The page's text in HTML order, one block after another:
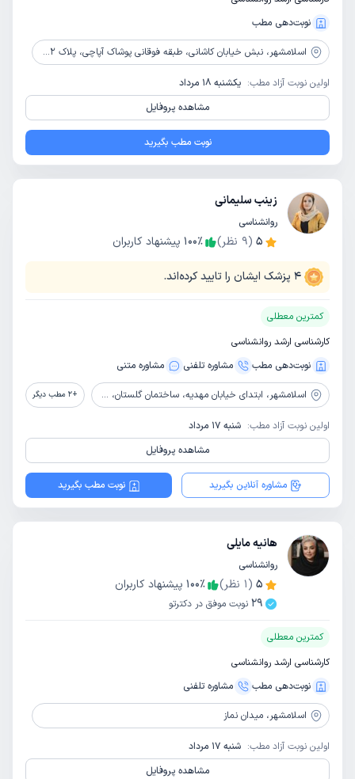
نوبت‌دهی مطب
اسلامشهر، نبش خیابان کاشانی، طبقه فوقانی پوشاک آپاچی، پلاک 852، مرکز مشاوره و روانشناسی نگاه سبز
اولین نوبت آزاد مطب: یکشنبه 18 مرداد
مشاهده پروفایل
نوبت مطب بگیرید
زینب سلیمانی
روانشناسی
5
(
9 نظر) 100٪ پیشنهاد کاربران
4 پزشک ایشان را تایید کرده‌اند.
کمترین معطلی
کارشناسی ارشد روانشناسی
نوبت‌دهی مطب
مشاوره‌ تلفنی مشاوره‌ متنی
اسلامشهر، ابتدای خیابان مهدیه، ساختمان گلستان، طبقه 4، پلاک 610 +
2 مطب دیگر
اولین نوبت آزاد مطب: شنبه 17 مرداد
مشاهده پروفایل
مشاوره آنلاین بگیرید نوبت مطب بگیرید
هانیه مایلی
روانشناسی
5
(
1 نظر) 100٪
پیشنهاد کاربران
29 نوبت موفق در دکترتو
کمترین معطلی
کارشناسی ارشد روانشناسی
نوبت‌دهی مطب
مشاوره‌ تلفنی
اسلامشهر، میدان نماز
اولین نوبت آزاد مطب: شنبه 17 مرداد
مشاهده پروفایل